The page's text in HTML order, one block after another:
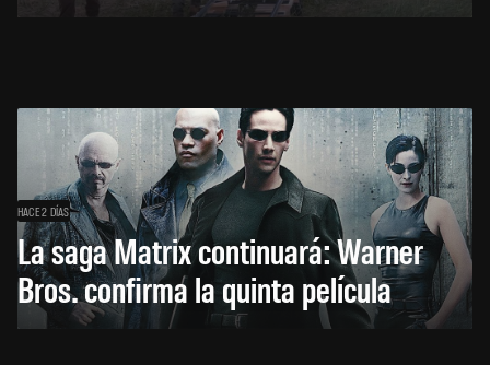
HACE 2 DÍAS
La saga Matrix continuará: Warner
Bros. confirma la quinta película